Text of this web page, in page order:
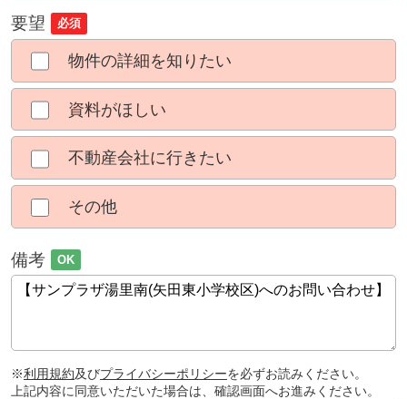
要望 必須
物件の詳細を知りたい
資料がほしい
不動産会社に行きたい
その他
備考 OK
※利用規約及びプライバシーポリシーを必ずお読みください。
上記内容に同意いただいた場合は、確認画面へお進みください。